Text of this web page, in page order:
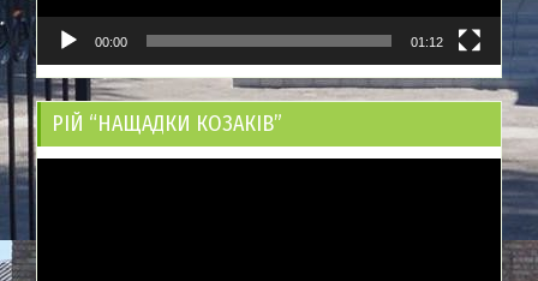
00:00 01:12
РІЙ “НАЩАДКИ КОЗАКІВ”